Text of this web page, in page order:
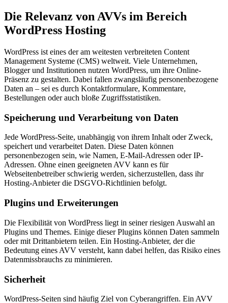
Die Relevanz von AVVs im Bereich
WordPress Hosting
WordPress ist eines der am weitesten verbreiteten Content
Management Systeme (CMS) weltweit. Viele Unternehmen,
Blogger und Institutionen nutzen WordPress, um ihre Online-
Präsenz zu gestalten. Dabei fallen zwangsläufig personenbezogene
Daten an – sei es durch Kontaktformulare, Kommentare,
Bestellungen oder auch bloße Zugriffsstatistiken.
Speicherung und Verarbeitung von Daten
Jede WordPress-Seite, unabhängig von ihrem Inhalt oder Zweck,
speichert und verarbeitet Daten. Diese Daten können
personenbezogen sein, wie Namen, E-Mail-Adressen oder IP-
Adressen. Ohne einen geeigneten AVV kann es für
Webseitenbetreiber schwierig werden, sicherzustellen, dass ihr
Hosting-Anbieter die DSGVO-Richtlinien befolgt.
Plugins und Erweiterungen
Die Flexibilität von WordPress liegt in seiner riesigen Auswahl an
Plugins und Themes. Einige dieser Plugins können Daten sammeln
oder mit Drittanbietern teilen. Ein Hosting-Anbieter, der die
Bedeutung eines AVV versteht, kann dabei helfen, das Risiko eines
Datenmissbrauchs zu minimieren.
Sicherheit
WordPress-Seiten sind häufig Ziel von Cyberangriffen. Ein AVV